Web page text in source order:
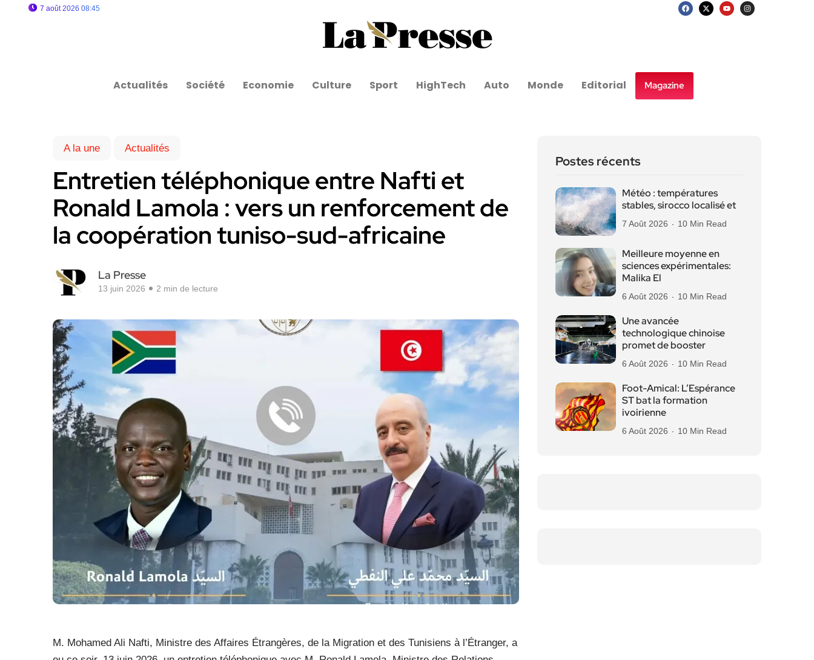
7 août 2026 08:45
Actualités Société Economie Culture Sport HighTech Auto Monde Editorial Magazine
A la une Actualités
Entretien téléphonique entre Nafti et
Ronald Lamola : vers un renforcement de
la coopération tuniso-sud-africaine
La Presse
13 juin 2026 2 min de lecture
M. Mohamed Ali Nafti, Ministre des Affaires Étrangères, de la Migration et des Tunisiens à l’Étranger, a
Postes récents
Météo : températures
stables, sirocco localisé et
7 Août 2026 10 Min Read
Meilleure moyenne en
sciences expérimentales:
Malika El
6 Août 2026 10 Min Read
Une avancée
technologique chinoise
promet de booster
6 Août 2026 10 Min Read
Foot-Amical: L’Espérance
ST bat la formation
ivoirienne
6 Août 2026 10 Min Read